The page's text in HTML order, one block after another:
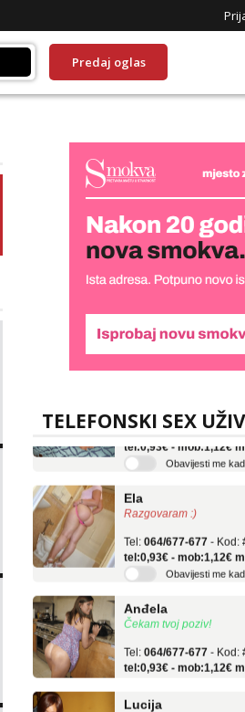
Predaj oglas
TELEFONSKI SEX
Lucija
Tel:064/677-677 - Kod:
tel:0,93€ - mob:1,12€
Obavijesti me
Razgovaram :)
tel:0,93€ - mob:1,12€
Obavijesti me
Čekam tvoj poziv!
tel:0,93€ - mob:1,12€
Razgovaram :)